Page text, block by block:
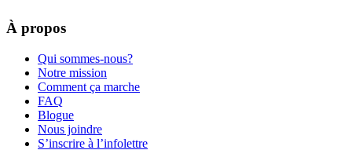
À propos
Qui sommes-nous?
Notre mission
Comment ça marche
FAQ
Blogue
Nous joindre
S’inscrire à l’infolettre